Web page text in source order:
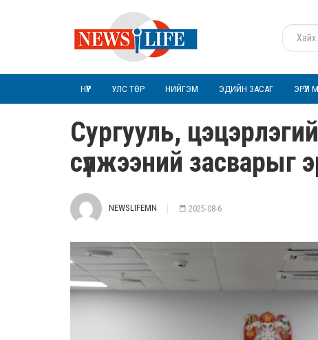
НҮҮР УЛС ТӨР НИЙГЭМ ЭДИЙН ЗАСАГ
Сургууль,
сүлжээний засварыг
NEWSLIFEMN 2025-08-6